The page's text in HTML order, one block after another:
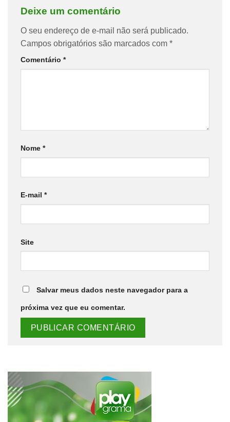
Deixe um comentário
O seu endereço de e-mail não será publicado.
Campos obrigatórios são marcados com *
Comentário *
Nome *
E-mail *
Site
Salvar meus dados neste navegador para a
próxima vez que eu comentar.